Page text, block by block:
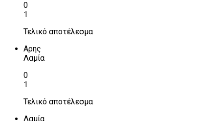
0
1
Τελικό αποτέλεσμα
Αρης
Λαμία
0
1
Τελικό αποτέλεσμα
Λαμία